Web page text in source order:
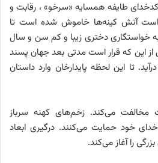
کدخدای طایفه همسایه «سرخو» ، رقابت و
است آتش کینه‌ها خاموش شده است تا
خواستگاری دختری زیبا و کم سن و سال
از این که قرار است مدتی بعد جهان پسند
تا این لحظه پایدارخان وارد داستان
مخالفت می‌کند. زخم‌های کهنه سرباز
خود حمایت می‌کنند. درگیری ابعاد
را آغاز می‌کند.